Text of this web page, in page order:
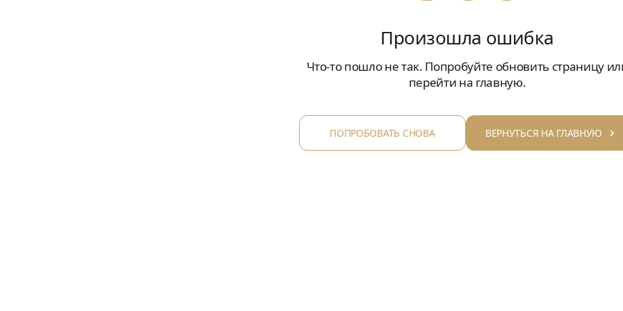
Произошла ошибка
Что-то пошло не так. Попробуйте обновить страницу
перейти на главную.
ПОПРОБОВАТЬ СНОВА ВЕРНУТЬСЯ НА ГЛАВНУЮ